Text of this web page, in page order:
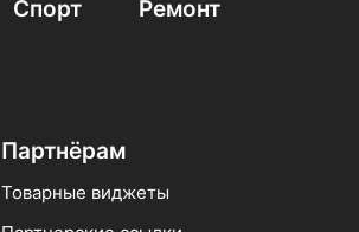
Спорт
Ремонт
Партнёрам
Товарные виджеты